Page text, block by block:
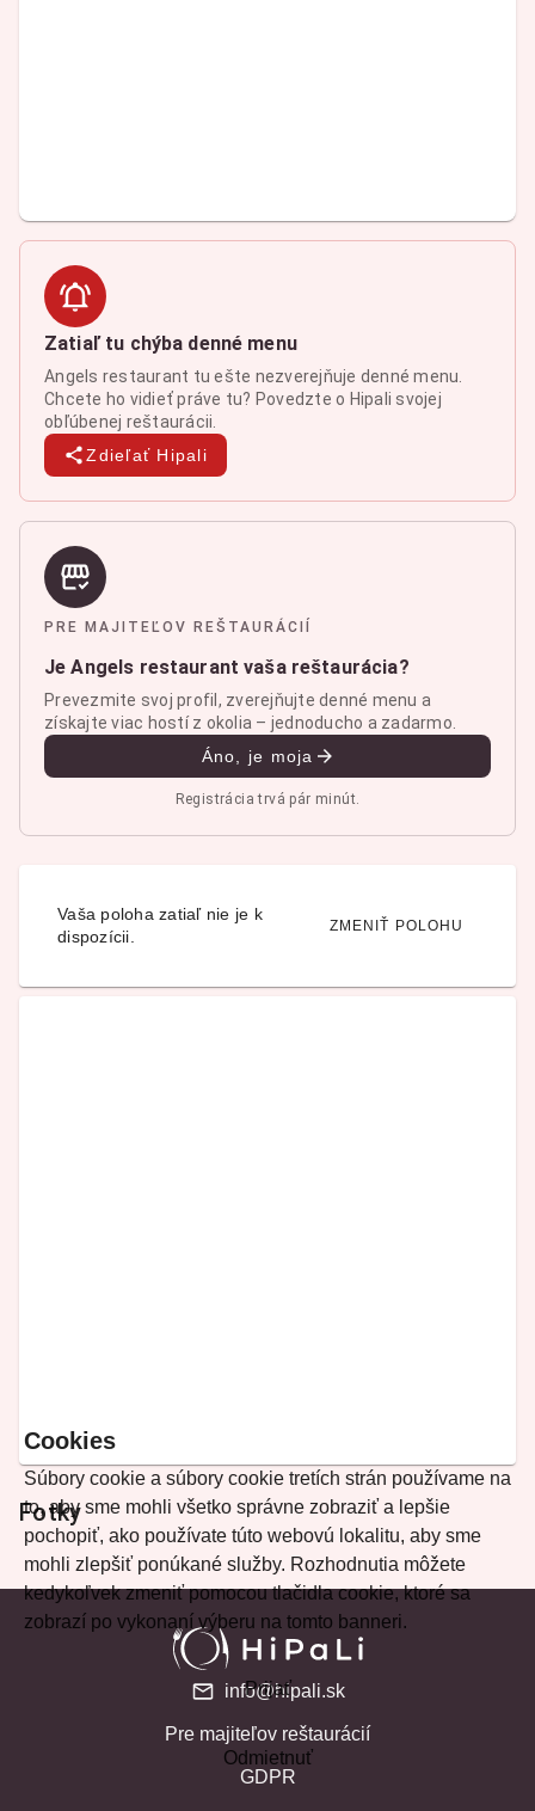
Zatiaľ tu chýba denné menu
Angels restaurant tu ešte nezverejňuje denné menu.
Chcete ho vidieť práve tu? Povedzte o Hipali svojej
obľúbenej reštaurácii.
Zdieľať Hipali
PRE MAJITEĽOV REŠTAURÁCIÍ
Je Angels restaurant vaša reštaurácia?
Prevezmite svoj profil, zverejňujte denné menu a
získajte viac hostí z okolia – jednoducho a zadarmo.
Áno, je moja
Registrácia trvá pár minút.
Vaša poloha zatiaľ nie je k
dispozícii.
ZMENIŤ POLOHU
Fotky
Cookies
Súbory cookie a súbory cookie tretích strán používame na
to, aby sme mohli všetko správne zobraziť a lepšie
pochopiť, ako používate túto webovú lokalitu, aby sme
mohli zlepšiť ponúkané služby. Rozhodnutia môžete
kedykoľvek zmeniť pomocou tlačidla cookie, ktoré sa
zobrazí po vykonaní výberu na tomto banneri.
Prijať
Odmietnuť
info@hipali.sk
Pre majiteľov reštaurácií
GDPR